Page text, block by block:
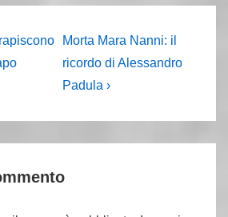
Il
prossimo
articolo
Morta Mara Nanni: il
ricordo di Alessandro
Padula ›